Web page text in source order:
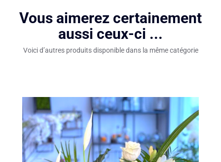
Vous aimerez certainement
aussi ceux-ci ...
Voici d’autres produits disponible dans la même catégorie